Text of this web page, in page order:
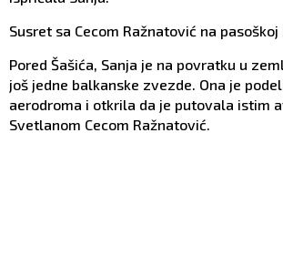
Susret sa Cecom Ražnatović na
Pored Šašića, Sanja je na povratku u
još jedne balkanske zvezde. Ona je
aerodroma i otkrila da je putovala istim
Svetlanom Cecom Ražnatović.